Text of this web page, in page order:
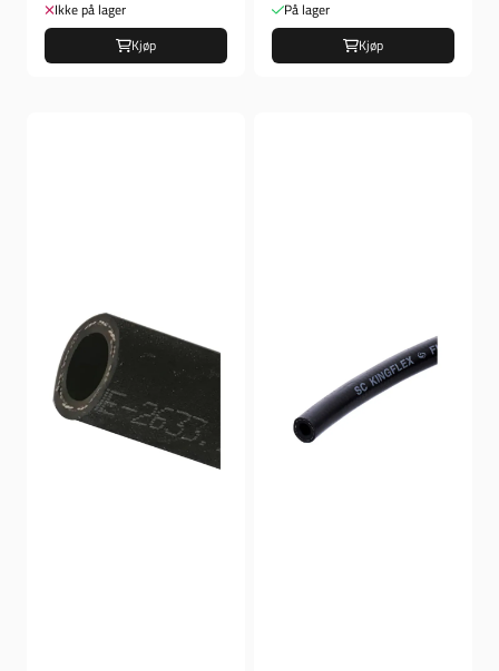
Ikke på lager
Kjøp
På lager
Kjøp